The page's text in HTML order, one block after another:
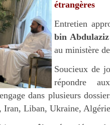
étrangères
Entretien
bin
au ministère
Soucieux de
répondre
dans plusieurs
Iran, Liban, Ukraine,